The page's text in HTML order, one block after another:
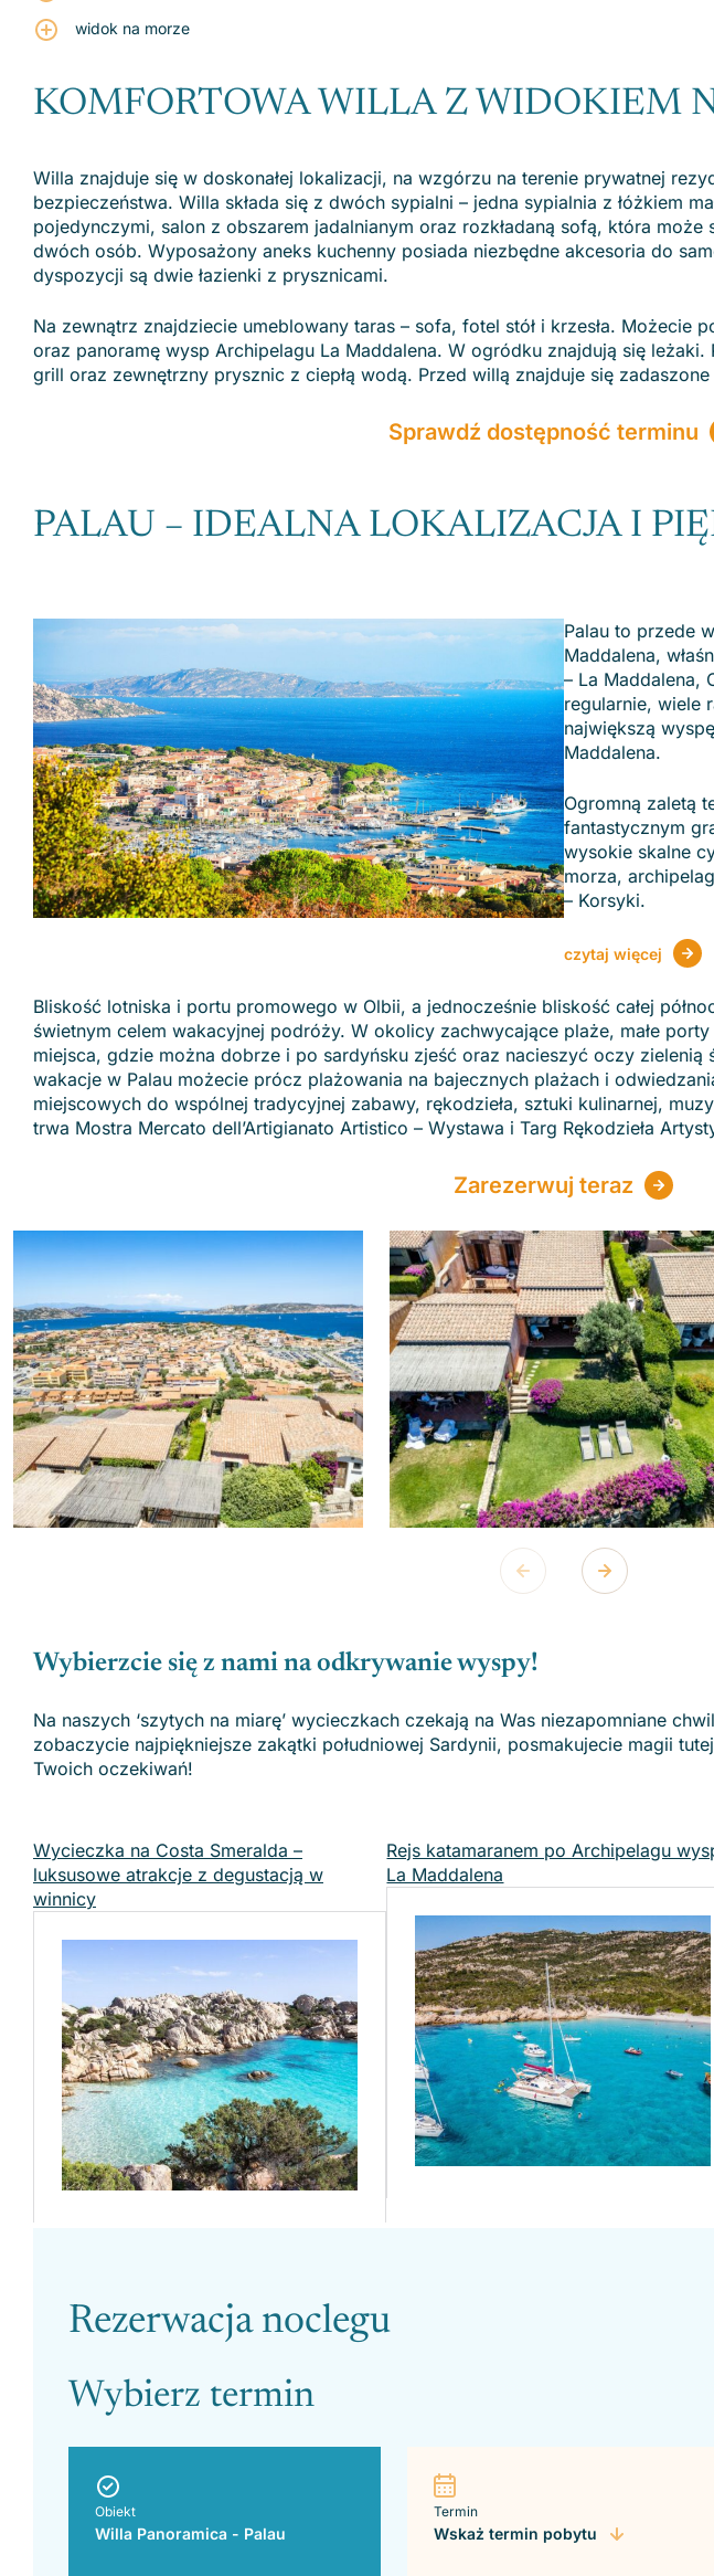
widok na morze
KOMFORTOWA WILLA Z WIDOKIEM
Willa znajduje się w doskonałej lokalizacji, na wzgórzu na terenie prywatnej
bezpieczeństwa. Willa składa się z dwóch sypialni – jedna sypialnia z łóżkiem
pojedynczymi, salon z obszarem jadalnianym oraz rozkładaną sofą, która
dwóch osób. Wyposażony aneks kuchenny posiada niezbędne akcesoria do
dyspozycji są dwie łazienki z prysznicami.
Na zewnątrz znajdziecie umeblowany taras – sofa, fotel stół i krzesła. Możecie
oraz panoramę wysp Archipelagu La Maddalena. W ogródku znajdują się
grill oraz zewnętrzny prysznic z ciepłą wodą. Przed willą znajduje się
Sprawdź dostępność terminu
PALAU – IDEALNA LOKALIZACJA I
Palau to przede
Maddalena,
– La Maddalena,
regularnie, wiele
największą
Maddalena.
Ogromną zaletą
fantastycznym
wysokie skalne
morza,
– Korsyki.
czytaj więcej
Bliskość lotniska i portu promowego w Olbii, a jednocześnie bliskość całej
świetnym celem wakacyjnej podróży. W okolicy zachwycające plaże, małe
miejsca, gdzie można dobrze i po sardyńsku zjeść oraz nacieszyć oczy
wakacje w Palau możecie prócz plażowania na bajecznych plażach i
miejscowych do wspólnej tradycyjnej zabawy, rękodzieła, sztuki kulinarnej,
trwa Mostra Mercato dell’Artigianato Artistico – Wystawa i Targ Rękodzieła
Zarezerwuj teraz
Wybierzcie się z nami na odkrywanie wyspy!
Na naszych ‘szytych na miarę’ wycieczkach czekają na Was niezapomniane
zobaczycie najpiękniejsze zakątki południowej Sardynii, posmakujecie magii
Twoich oczekiwań!
Wycieczka na Costa Smeralda –
luksusowe atrakcje z degustacją w
winnicy
Rejs katamaranem po Archipelagu
La Maddalena
Please leave this field empty.
Rezerwacja noclegu
Wybierz termin
Obiekt
Willa Panoramica - Palau
Termin
Wskaż termin pobytu